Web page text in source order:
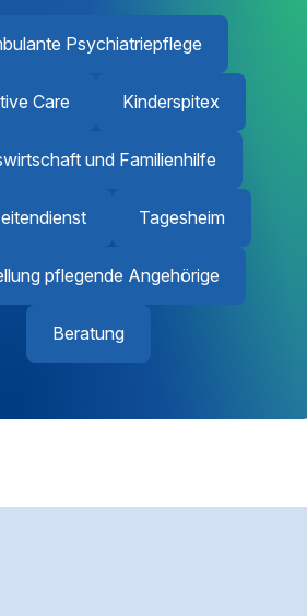
Psychiatriepflege
Care Kinderspitex
und Familienhilfe
Tagesheim
pflegende Angehörige
Beratung